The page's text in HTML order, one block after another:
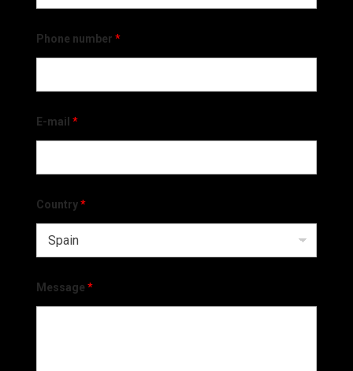
Phone number *
E-mail *
Country*
Message *